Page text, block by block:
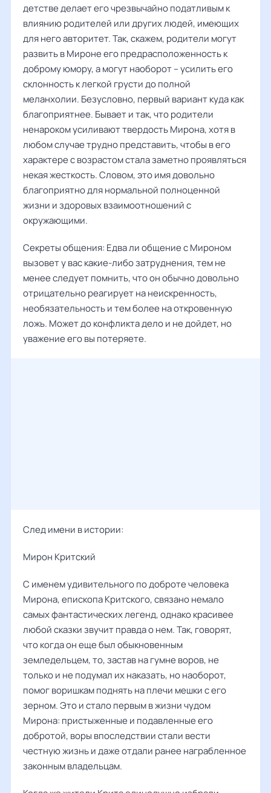
детстве делает его чрезвычайно податливым к
влиянию родителей или других людей, имеющих
для него авторитет. Так, скажем, родители могут
развить в Мироне его предрасположенность к
доброму юмору, а могут наоборот – усилить его
склонность к легкой грусти до полной
меланхолии. Безусловно, первый вариант куда как
благоприятнее. Бывает и так, что родители
ненароком усиливают твердость Мирона, хотя в
любом случае трудно представить, чтобы в его
характере с возрастом стала заметно проявляться
некая жесткость. Словом, это имя довольно
благоприятно для нормальной полноценной
жизни и здоровых взаимоотношений с
окружающими.
Секреты общения: Едва ли общение с Мироном
вызовет у вас какие-либо затруднения, тем не
менее следует помнить, что он обычно довольно
отрицательно реагирует на неискренность,
необязательность и тем более на откровенную
ложь. Может до конфликта дело и не дойдет, но
уважение его вы потеряете.
След имени в истории:
Мирон Критский
С именем удивительного по доброте человека
Мирона, епископа Критского, связано немало
самых фантастических легенд, однако красивее
любой сказки звучит правда о нем. Так, говорят,
что когда он еще был обыкновенным
земледельцем, то, застав на гумне воров, не
только и не подумал их наказать, но наоборот,
помог воришкам поднять на плечи мешки с его
зерном. Это и стало первым в жизни чудом
Мирона: пристыженные и подавленные его
добротой, воры впоследствии стали вести
честную жизнь и даже отдали ранее награбленное
законным владельцам.